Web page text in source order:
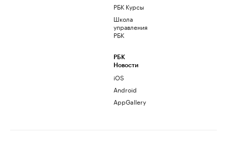
РБК Курсы
Школа
управления
РБК
РБК
Новости
iOS
Android
AppGallery